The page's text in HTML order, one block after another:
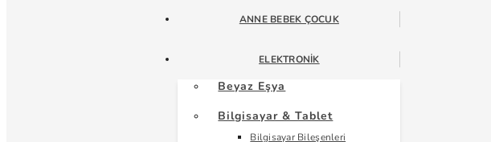
ANNE BEBEK ÇOCUK
ELEKTRONIK
Beyaz Eşya
Bilgisayar & Tablet
Bilgisayar Bileşenleri